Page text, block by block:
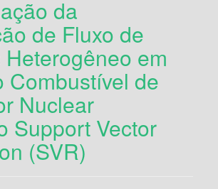
da
de Fluxo de
em
Combustível de
Nuclear
Support Vector
(SVR)